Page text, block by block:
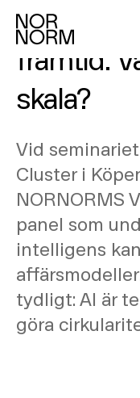
AI och
framtid:
skala?
Vid
Cluster i
NORNORMS
panel som
intelligens
tydligt: AI är
göra